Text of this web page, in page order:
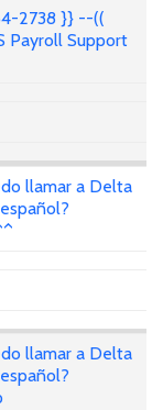
2738 }} --((
Payroll Support
llamar a Delta
llamar a Delta